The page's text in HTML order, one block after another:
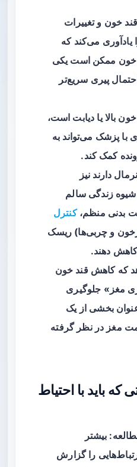
خون و تغییرات
یادآوری می‌کند که
خون ممکن است یکی
پیری سریع‌تر
بالا یا دیابت است،
با پزشک می‌تواند به
کمک کند.
دارند نیز
شیوه زندگی سالم
بدنی منظم،کنترل
و چربی‌ها) ریسک
دهند.
که کاهش قند خون
مغز» جلوگیری
عنوان بخشی از یک
مغز در نظر گرفته
که باید با احتیاط
: بیشتر
را گزارش